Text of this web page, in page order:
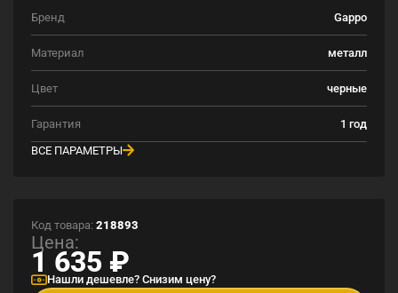
Бренд Gappo
Материал металл
Цвет черные
Гарантия
1 год
ВСЕ ПАРАМЕТРЫ
Код товара: 218893
Цена:
1 635 ₽
Нашли дешевле? Снизим цену?